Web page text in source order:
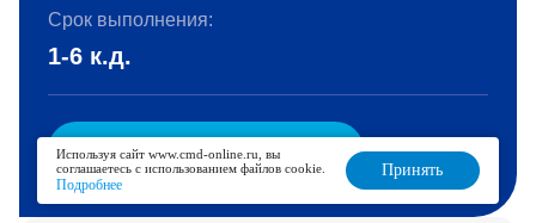
Срок выполнения:
1-6 к.д.
В корзину
Используя сайт www.cmd-online.ru, вы
соглашаетесь с использованием файлов cookie.
Подробнее
Принять